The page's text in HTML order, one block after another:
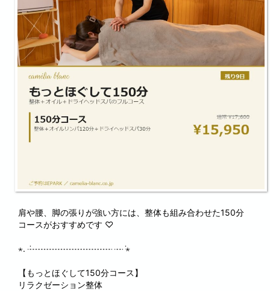
肩や腰、脚の張りが強い方には、整体も組み合わせた150分
コースがおすすめです ♡
⋆. ݁┈┈┈┈┈┈┈┈┈┈ ┈ ݁⋆
【もっとほぐして150分コース】
リラクゼーション整体